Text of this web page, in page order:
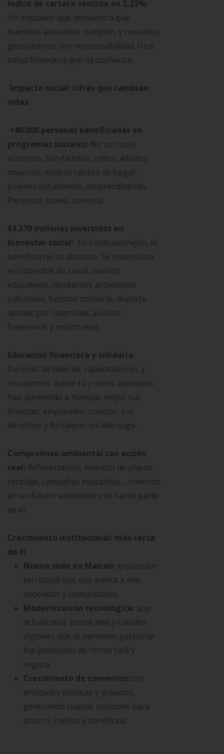
Índice de cartera vencida en 3,23%:
Un indicador que demuestra que
nuestros asociados cumplen, y nosotros
gestionamos con responsabilidad. Una
salud financiera que da confianza.
Impacto social: cifras que cambian
vidas
+40.000 personas beneficiadas en
programas sociales: No son solo
números. Son familias, niños, adultos
mayores, madres cabeza de hogar,
jóvenes estudiantes, emprendedores,
Personas reales, como tú.
$3.370 millones invertidos en
bienestar social: En Cootracerrejón, el
beneficio no es discurso. Se materializa
en subsidios de salud, auxilios
educativos, recreación, actividades
culturales, turismo solidario, deporte,
ayudas por calamidad, auxilios
funerarios y mucho más.
Educación financiera y solidaria:
Decenas de talleres, capacitaciones y
encuentros donde tú y otros asociados
han aprendido a manejar mejor sus
finanzas, emprender, conocer sus
derechos y fortalecer su liderazgo.
Compromiso ambiental con acción
real: Reforestación, limpieza de playas,
reciclaje, campañas educativas… creemos
en un futuro sostenible y tú haces parte
de él.
Crecimiento institucional: más cerca
de ti
Nueva sede en Maicao: expansión
territorial que nos acerca a más
asociados y comunidades.
Modernización tecnológica: app
actualizada, portal web y canales
digitales que te permiten gestionar
tus productos de forma fácil y
segura.
Crecimiento de convenios con
entidades públicas y privadas,
generando nuevas opciones para
ahorro, crédito y beneficios.